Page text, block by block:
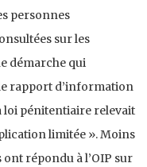
personnes
sur les
démarche qui
rapport d’information
loi pénitentiaire relevait
limitée ». Moins
répondu à l’OIP sur